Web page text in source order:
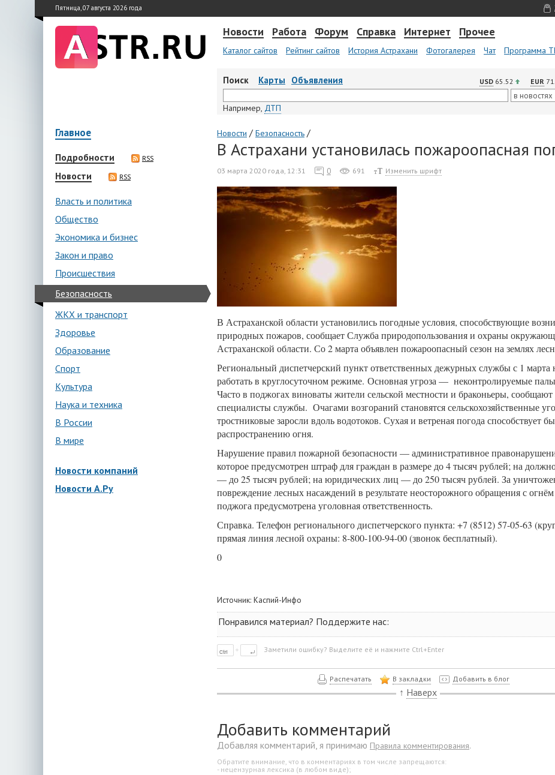
Пятница, 07 августа 2026 года
Новости Работа Форум Справка Интернет Прочее
Каталог сайтов Рейтинг сайтов История Астрахани Фотогалерея Чат Программа
Поиск Карты Объявления USD 65.52 EUR
Например, ДТП
Главное
Подробности RSS
Новости RSS
Власть и политика
Общество
Экономика и бизнес
Закон и право
Происшествия
Безопасность
ЖКХ и транспорт
Здоровье
Образование
Спорт
Культура
Наука и техника
В России
В мире
Новости компаний
Новости А.Ру
Новости / Безопасность /
В Астрахани установилась пожароопасная
03 марта 2020 года, 12:31 0 691 Изменить шрифт
В Астраханской области установились погодные условия, способствующие
природных пожаров, сообщает Служба природопользования и охраны
Астраханской области. Со 2 марта объявлен пожароопасный сезон на землях
Региональный диспетчерский пункт ответственных дежурных службы с 1 марта
работать в круглосуточном режиме. Основная угроза — неконтролируемые палы
Часто в поджогах виноваты жители сельской местности и браконьеры, сообщают
специалисты службы. Очагами возгораний становятся сельскохозяйственные
тростниковые заросли вдоль водотоков. Сухая и ветреная погода способствует
распространению огня.
Нарушение правил пожарной безопасности — административное
которое предусмотрен штраф для граждан в размере до 4 тысяч рублей; на
— до 25 тысяч рублей; на юридических лиц — до 250 тысяч рублей. За
повреждение лесных насаждений в результате неосторожного обращения с
поджога предусмотрена уголовная ответственность.
Справка. Телефон регионального диспетчерского пункта: +7 (8512) 57-05-63
прямая линия лесной охраны: 8-800-100-94-00 (звонок бесплатный).
0
Источник: Каспий-Инфо
Понравился материал? Поддержите нас:
Заметили ошибку? Выделите её и нажмите Ctrl+Enter
Распечатать В закладки Добавить в блог
↑ Наверх
Добавить комментарий
Добавляя комментарий, я принимаю Правила комментирования.
Обратите внимание, что в комментариях в том числе запрещаются:
- нецензурная лексика (в любом виде);